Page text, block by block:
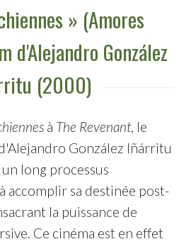
» (Amores
d'Alejandro González
(2000)
à The Revenant, le
González Iñárritu
long processus
accomplir sa destinée post-
la puissance de
Ce cinéma est en effet